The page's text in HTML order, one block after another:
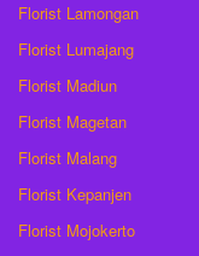
Florist Lamongan
Florist Lumajang
Florist Madiun
Florist Magetan
Florist Malang
Florist Kepanjen
Florist Mojokerto